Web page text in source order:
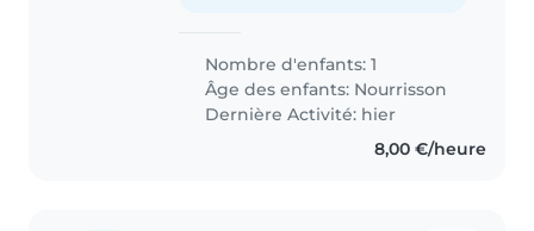
Nombre d'enfants: 1
Âge des enfants: Nourrisson
Dernière Activité: hier
8,00 €/heure